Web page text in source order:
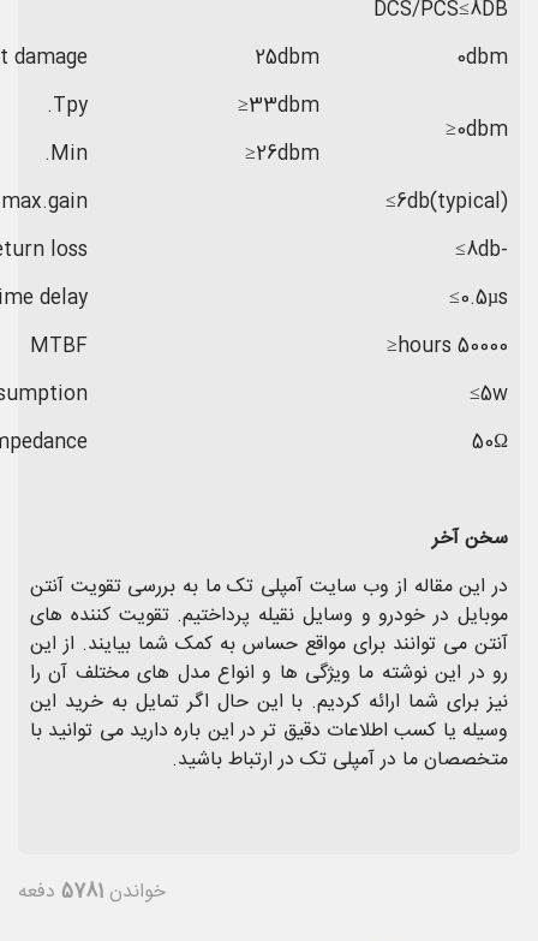
DCS/PCS≤8DB
0dbm
25dbm
damage
0dbm≤
33dbm≤
Tpy.
26dbm≤
Min.
6db(typical)≥
-8db≥
loss
0.5µs≥
delay
50000 hours≤
MTBF
5w≥
50Ω
سخن آخر
در این مقاله از وب سایت آمپلی تک ما به بررسی تقویت آنتن
موبایل در خودرو و وسایل نقیله پرداختیم. تقویت کننده های
آنتن می توانند برای مواقع حساس به کمک شما بیایند. از این
رو در این نوشته ما ویژگی ها و انواع مدل های مختلف آن را
نیز برای شما ارائه کردیم. با این حال اگر تمایل به خرید این
وسیله یا کسب اطلاعات دقیق تر در این باره دارید می توانید با
متخصصان ما در آمپلی تک در ارتباط باشید.
خواندن 5781 دفعه